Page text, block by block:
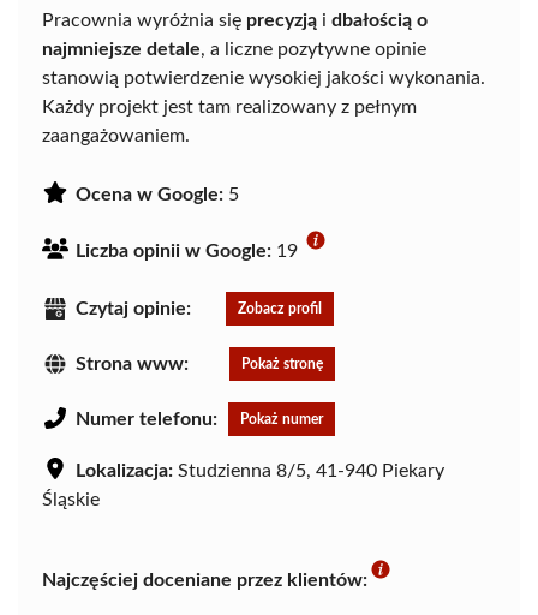
Pracownia wyróżnia się precyzją i dbałością o
najmniejsze detale, a liczne pozytywne opinie
stanowią potwierdzenie wysokiej jakości wykonania.
Każdy projekt jest tam realizowany z pełnym
zaangażowaniem.
Ocena w Google: 5
Liczba opinii w Google: 19
Czytaj opinie: Zobacz profil
Strona www: Pokaż stronę
Numer telefonu: Pokaż numer
Lokalizacja: Studzienna 8/5, 41-940 Piekary
Śląskie
Najczęściej doceniane przez klientów: